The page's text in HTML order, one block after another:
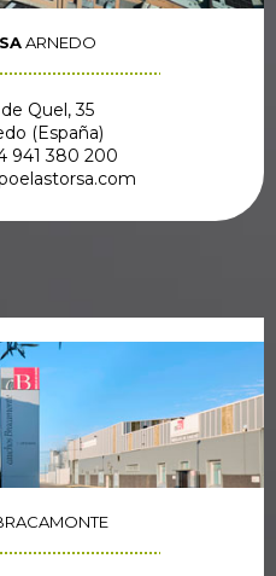
ARNEDO
Quel, 35
(España)
941 380 200